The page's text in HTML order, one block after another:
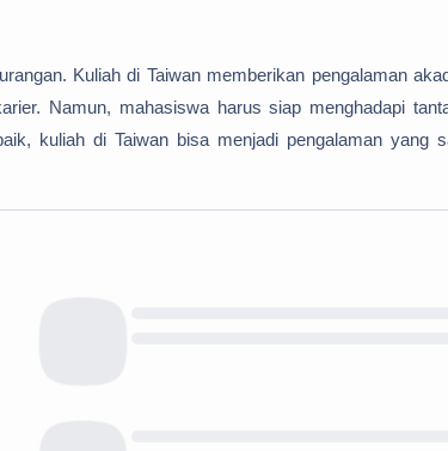
Kuliah di Taiwan memberikan pengalaman
Namun, mahasiswa harus siap menghadapi
kuliah di Taiwan bisa menjadi pengalaman yang